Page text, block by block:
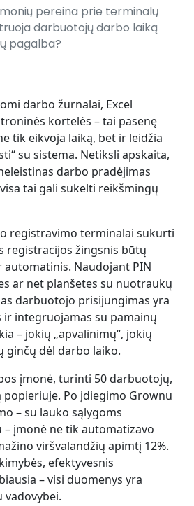
pereina prie terminalų
darbuotojų darbo laiką
pagalba?
darbo žurnalai, Excel
kortelės – tai pasenę
tik eikvoja laiką, bet ir leidžia
su sistema. Netiksli apskaita,
darbo pradėjimas
tai gali sukelti reikšmingų
registravimo terminalai sukurti
registracijos žingsnis būtų
automatinis. Naudojant PIN
ar net planšetes su nuotraukų
darbuotojo prisijungimas yra
integruojamas su pamainų
– jokių „apvalinimų“, jokių
ginčų dėl darbo laiko.
įmonė, turinti 50 darbuotojų,
popieriuje. Po įdiegimo Grownu
– su lauko sąlygoms
įmonė ne tik automatizavo
viršvalandžių apimtį 12%.
efektyvesnis
– visi duomenys yra
vadovybei.